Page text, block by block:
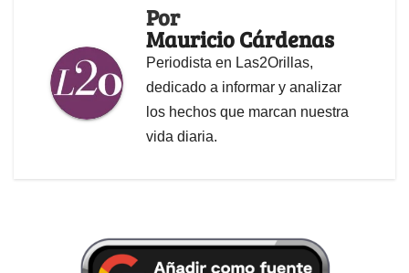
Por
Mauricio Cárdenas
Periodista en Las2Orillas,
dedicado a informar y analizar
los hechos que marcan nuestra
vida diaria.